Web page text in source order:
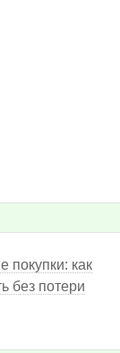
покупки: как
без потери